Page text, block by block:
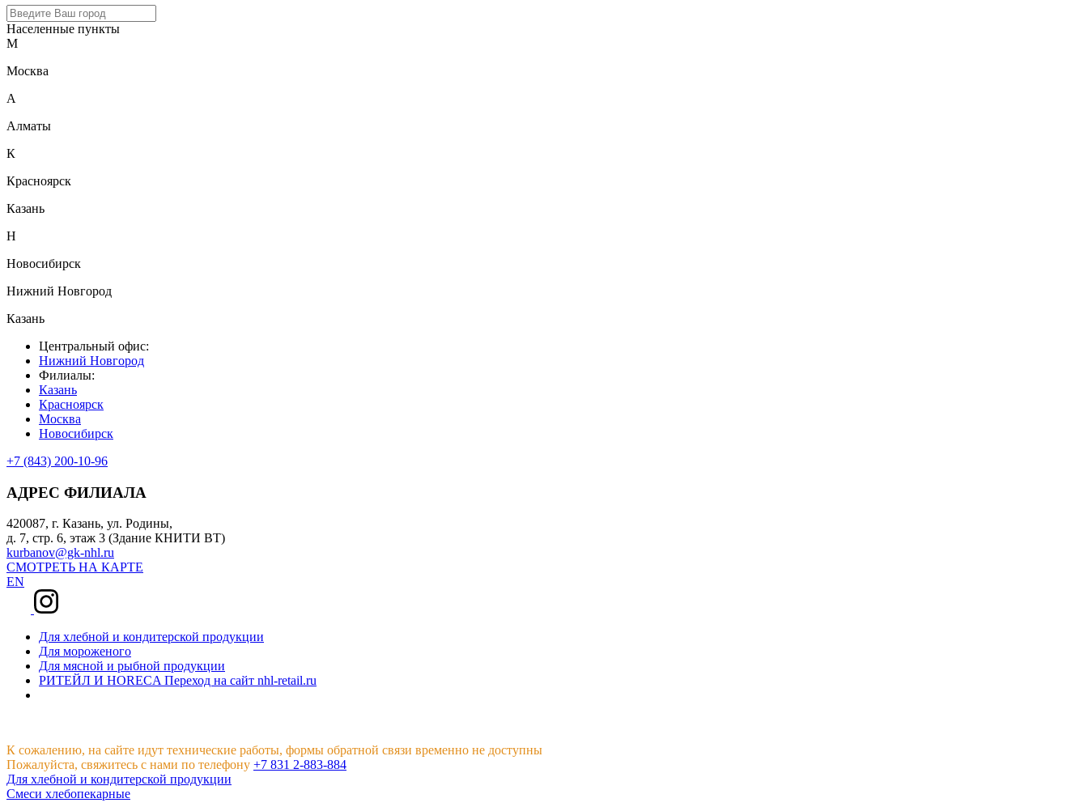
Населенные пункты
М
Москва
А
Алматы
К
Красноярск
Казань
Н
Новосибирск
Нижний Новгород
Казань
Центральный офис:
Нижний Новгород
Филиалы:
Казань
Красноярск
Москва
Новосибирск
+7 (843) 200-10-96
АДРЕС ФИЛИАЛА
420087, г. Казань, ул. Родины,
д. 7, стр. 6, этаж 3 (Здание КНИТИ ВТ)
kurbanov@gk-nhl.ru
СМОТРЕТЬ НА КАРТЕ
EN
Для хлебной и кондитерской продукции
Для мороженого
Для мясной и рыбной продукции
РИТЕЙЛ И HORECAПереход на сайт nhl-retail.ru
К сожалению, на сайте идут технические работы, формы обратной связи временно не доступны
Пожалуйста, свяжитесь с нами по телефону +7 831 2-883-884
Для хлебной и кондитерской продукции
Смеси хлебопекарные